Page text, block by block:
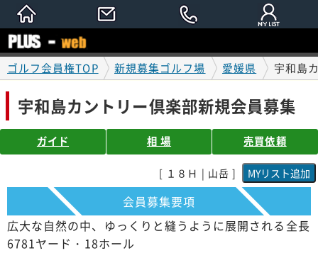
ゴルフ会員権TOP 新規募集ゴルフ場 愛媛県 宇和島
宇和島カントリー倶楽部新規会員募集
ガイド 相 場 売買依頼
[ １８Ｈ | 山岳 ]
会員募集要項
広大な自然の中、ゆっくりと縫うように展開される全長
6781ヤード・18ホール